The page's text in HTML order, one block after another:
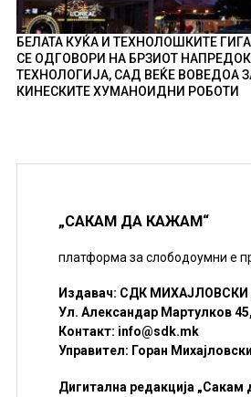
БЕЛАТА КУЌА И ТЕХНОЛОШКИТЕ
СЕ ОДГОВОРИ НА БРЗИОТ
ТЕХНОЛОГИЈА, САД ВЕЌЕ ВОВЕДОА
КИНЕСКИТЕ ХУМАНОИДНИ РОБОТИ
„САКАМ ДА КАЖАМ“
платформа за слободоумни е
Издавач: СДК
Ул. Александар Мартулков
Контакт: info@sdk.mk
Управител: Горан Михајловски
Дигитална редакција „Сакам